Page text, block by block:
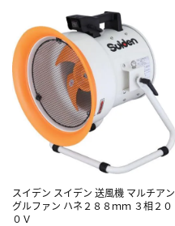
スイデン スイデン 送風機 マルチアン
グルファン ハネ２８８ｍｍ ３相２０
０Ｖ